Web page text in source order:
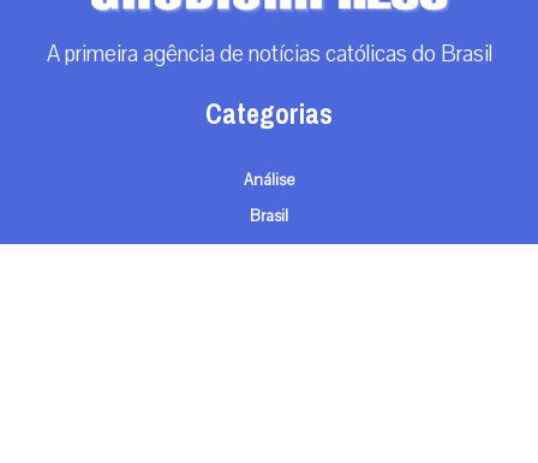
A primeira agência de notícias católicas do Brasil
Categorias
Análise
Brasil